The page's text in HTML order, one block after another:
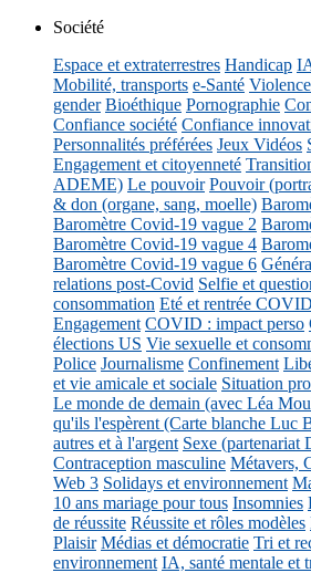
Société
Espace et extraterrestres Handicap
Mobilité, transports e-Santé
gender Bioéthique Pornographie
Confiance société Confiance
Personnalités préférées Jeux Vidéos
Engagement et citoyenneté
ADEME) Le pouvoir Pouvoir
& don (organe, sang, moelle)
Baromètre Covid-19 vague 2
Baromètre Covid-19 vague 4
Baromètre Covid-19 vague 6
relations post-Covid Selfie et
consommation Eté et rentrée COVID
Engagement COVID : impact perso
élections US Vie sexuelle et
Police Journalisme Confinement
et vie amicale et sociale Situation
Le monde de demain (avec Léa
qu'ils l'espèrent (Carte blanche Luc
autres et à l'argent Sexe (partenariat
Contraception masculine Métavers,
Web 3 Solidays et environnement
10 ans mariage pour tous Insomnies
de réussite Réussite et rôles modèles
Plaisir Médias et démocratie Tri et
environnement IA, santé mentale et